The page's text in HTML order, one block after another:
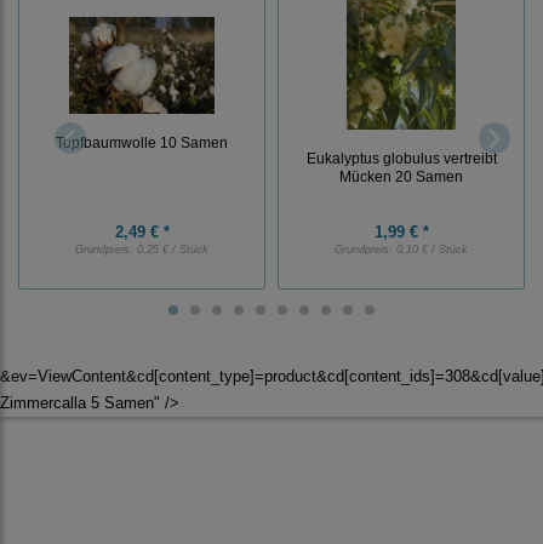
Topfbaumwolle 10 Samen
2,49 € *
Grundpreis: 0,25 € / Stück
Eukalyptus globulus vertreibt
Mücken 20 Samen
1,99 € *
Grundpreis: 0,10 € / Stück
Zimmercalla 5 Samen" />